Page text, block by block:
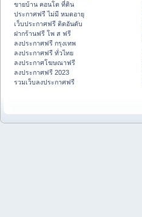
ขายบ้าน คอนโด ที่ดิน
ประกาศฟรี ไม่มี หมดอายุ
เว็บประกาศฟรี ติดอันดับ
ฝากร้านฟรี โพ ส ฟรี
ลงประกาศฟรี กรุงเทพ
ลงประกาศฟรี ทั่วไทย
ลงประกาศโฆษณาฟรี
ลงประกาศฟรี 2023
รวมเว็บลงประกาศฟรี